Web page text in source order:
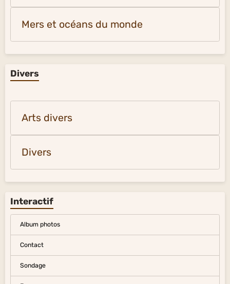
Mers et océans du monde
Divers
Arts divers
Divers
Interactif
Album photos
Contact
Sondage